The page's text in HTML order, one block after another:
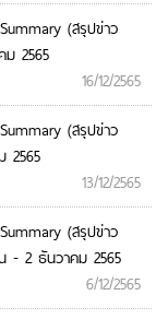
(สรุปข่าว
ม 2565
16/12/2565
(สรุปข่าว
2565
13/12/2565
(สรุปข่าว
- 2 ธันวาคม 2565
6/12/2565